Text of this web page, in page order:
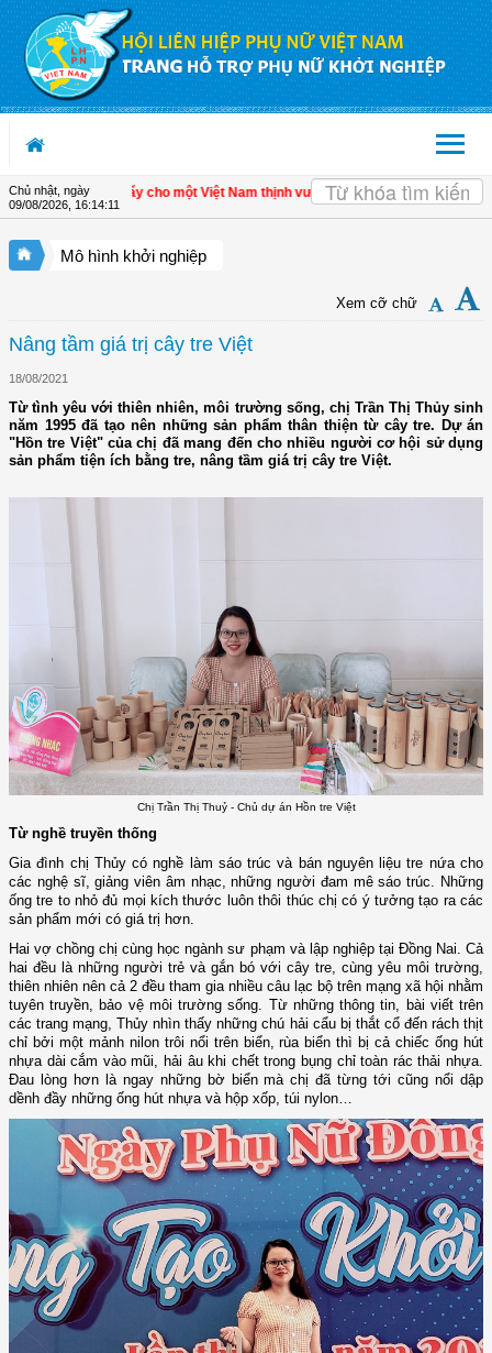
Truy cập nội dung luôn
Chủ nhật, ngày
09/08/2026 16:14:12
nhân - Đòn bẩy cho một Việt Nam thịnh vượng | Hội LHPN tỉnh Kiên Giang
Mô hình khởi nghiệp
Xem cỡ chữ
Nâng tầm giá trị cây tre Việt
18/08/2021
Từ tình yêu với thiên nhiên, môi trường sống, chị Trần Thị Thủy sinh
năm 1995 đã tạo nên những sản phẩm thân thiện từ cây tre. Dự án
"Hồn tre Việt" của chị đã mang đến cho nhiều người cơ hội sử dụng
sản phẩm tiện ích bằng tre, nâng tầm giá trị cây tre Việt.
Chị Trần Thị Thuỷ - Chủ dự án Hồn tre Việt
Từ nghề truyền thống
Gia đình chị Thủy có nghề làm sáo trúc và bán nguyên liệu tre nứa cho
các nghệ sĩ, giảng viên âm nhạc, những người đam mê sáo trúc. Những
ống tre to nhỏ đủ mọi kích thước luôn thôi thúc chị có ý tưởng tạo ra các
sản phẩm mới có giá trị hơn.
Hai vợ chồng chị cùng học ngành sư phạm và lập nghiệp tại Đồng Nai. Cả
hai đều là những người trẻ và gắn bó với cây tre, cùng yêu môi trường,
thiên nhiên nên cả 2 đều tham gia nhiều câu lạc bộ trên mạng xã hội nhằm
tuyên truyền, bảo vệ môi trường sống. Từ những thông tin, bài viết trên
các trang mạng, Thủy nhìn thấy những chú hải cẩu bị thắt cổ đến rách thịt
chỉ bởi một mảnh nilon trôi nổi trên biển, rùa biển thì bị cả chiếc ống hút
nhựa dài cắm vào mũi, hải âu khi chết trong bụng chỉ toàn rác thải nhựa.
Đau lòng hơn là ngay những bờ biển mà chị đã từng tới cũng nổi dập
dềnh đầy những ống hút nhựa và hộp xốp, túi nylon…